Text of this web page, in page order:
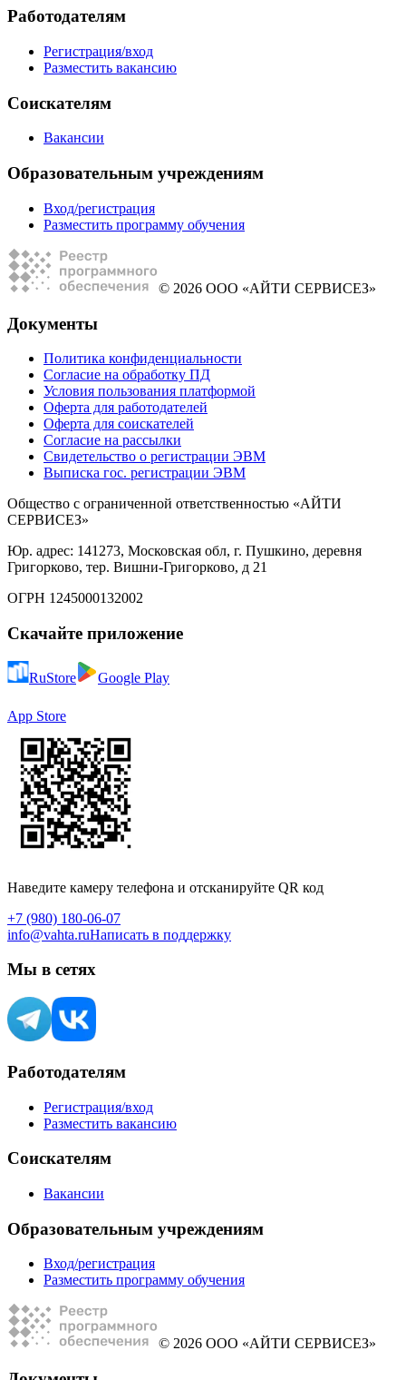
Работодателям
Регистрация/вход
Разместить вакансию
Соискателям
Вакансии
Образовательным учреждениям
Вход/регистрация
Разместить программу обучения
© 2026 ООО «АЙТИ СЕРВИСЕЗ»
Документы
Политика конфиденциальности
Согласие на обработку ПД
Условия пользования платформой
Оферта для работодателей
Оферта для соискателей
Согласие на рассылки
Свидетельство о регистрации ЭВМ
Выписка гос. регистрации ЭВМ
Общество с ограниченной ответственностью «АЙТИ
СЕРВИСЕЗ»
Юр. адрес: 141273, Московская обл, г. Пушкино, деревня
Григорково, тер. Вишни-Григорково, д 21
ОГРН 1245000132002
Скачайте приложение
RuStore Google Play
App Store
Наведите камеру телефона и отсканируйте QR код
+7 (980) 180-06-07
info@vahta.ruНаписать в поддержку
Мы в сетях
Работодателям
Регистрация/вход
Разместить вакансию
Соискателям
Вакансии
Образовательным учреждениям
Вход/регистрация
Разместить программу обучения
© 2026 ООО «АЙТИ СЕРВИСЕЗ»